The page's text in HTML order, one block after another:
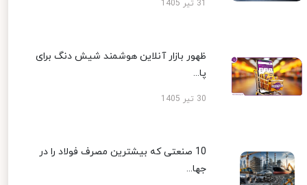
ظهور بازار آنلاین هوشمند شیش دنگ برای
پا...
30 تیر 1405
10 صنعتی که بیشترین مصرف فولاد را در
جها...